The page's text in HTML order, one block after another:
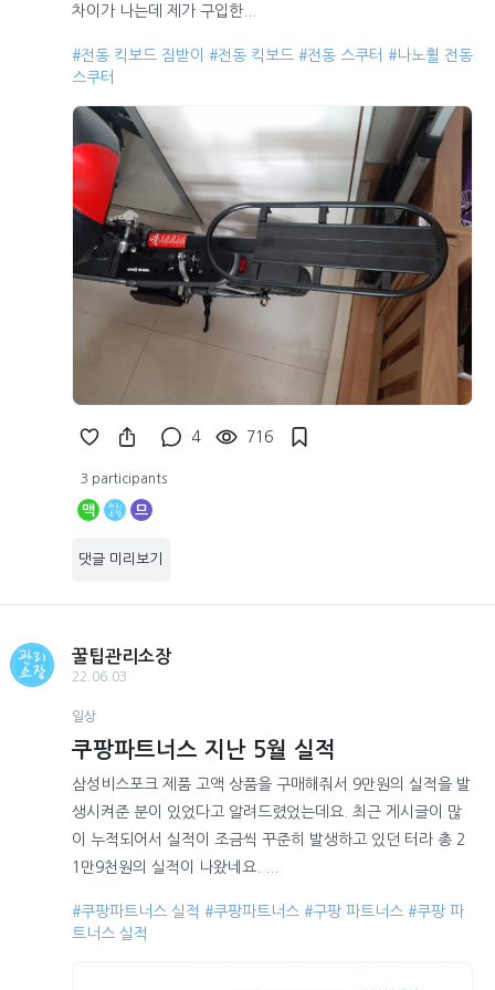
차이가 나는데 제가 구입한...
#전동 킥보드 짐받이 #전동 킥보드 #전동 스쿠터 #나노휠 전동
스쿠터
4 716
3 participants
맥 므
댓글 미리보기
꿀팁관리소장
22.06.03
일상
쿠팡파트너스 지난 5월 실적
삼성비스포크 제품 고액 상품을 구매해줘서 9만원의 실적을 발
생시켜준 분이 있었다고 알려드렸었는데요. 최근 게시글이 많
이 누적되어서 실적이 조금씩 꾸준히 발생하고 있던 터라 총 2
1만9천원의 실적이 나왔네요. ...
#쿠팡파트너스 실적 #쿠팡파트너스 #구팡 파트너스 #쿠팡 파
트너스 실적